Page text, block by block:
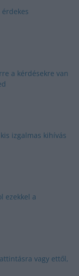
a kérdésekre van
izgalmas kihívás
ezekkel a
vagy ettől,